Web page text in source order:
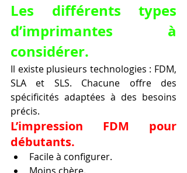
Les différents types
d’imprimantes à
considérer.
Il existe plusieurs technologies : FDM,
SLA et SLS. Chacune offre des
spécificités adaptées à des besoins
précis.
L’impression FDM pour
débutants.
Facile à configurer.